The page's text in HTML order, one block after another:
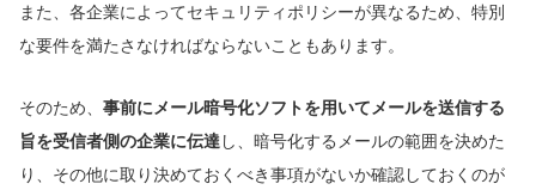
また、各企業によってセキュリティポリシーが異なるため、特別
な要件を満たさなければならないこともあります。
そのため、 事前にメール暗号化ソフトを用いてメールを送信する
旨を受信者側の企業に伝達し、暗号化するメールの範囲を決めた
り、その他に取り決めておくべき事項がないか確認しておくのが